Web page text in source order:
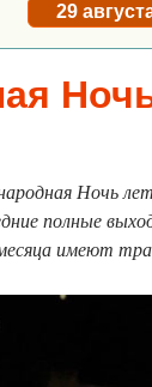
29
Ночь
полные
имеют